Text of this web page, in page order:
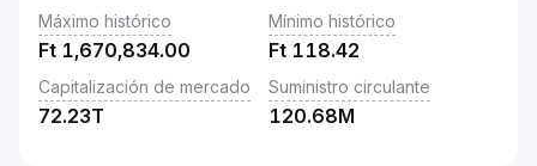
Máximo histórico
Ft 1,670,834.00
Mínimo histórico
Ft 118.42
Capitalización de mercado
72.23T
Suministro circulante
120.68M